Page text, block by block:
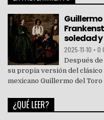
soledad
2025-11-10 • 0
Después
su propia versión del clásico
mexicano Guillermo del
¿QUÉ LEER?